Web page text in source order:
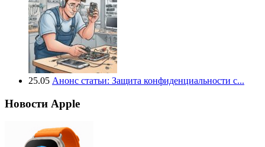
25.05 Анонс статьи: Защита конфиденциальности с...
Новости Apple